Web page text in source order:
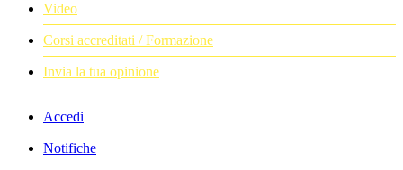
Video
Corsi accreditati / Formazione
Invia la tua opinione
Accedi
Notifiche